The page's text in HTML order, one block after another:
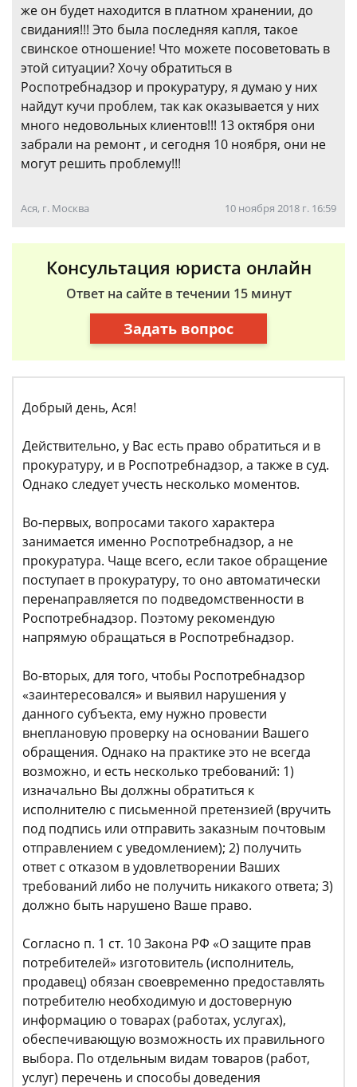
же он будет находится в платном хранении, до
свидания!!! Это была последняя капля, такое
свинское отношение! Что можете посоветовать в
этой ситуации? Хочу обратиться в
Роспотребнадзор и прокуратуру, я думаю у них
найдут кучи проблем, так как оказывается у них
много недовольных клиентов!!! 13 октября они
забрали на ремонт , и сегодня 10 ноября, они не
могут решить проблему!!!
Ася, г. Москва 10 ноября 2018 г. 16:59
Консультация юриста онлайн
Ответ на сайте в течении 15 минут
Задать вопрос
Добрый день, Ася!
Действительно, у Вас есть право обратиться и в
прокуратуру, и в Роспотребнадзор, а также в суд.
Однако следует учесть несколько моментов.
Во-первых, вопросами такого характера
занимается именно Роспотребнадзор, а не
прокуратура. Чаще всего, если такое обращение
поступает в прокуратуру, то оно автоматически
перенаправляется по подведомственности в
Роспотребнадзор. Поэтому рекомендую
напрямую обращаться в Роспотребнадзор.
Во-вторых, для того, чтобы Роспотребнадзор
«заинтересовался» и выявил нарушения у
данного субъекта, ему нужно провести
внеплановую проверку на основании Вашего
обращения. Однако на практике это не всегда
возможно, и есть несколько требований: 1)
изначально Вы должны обратиться к
исполнителю с письменной претензией (вручить
под подпись или отправить заказным почтовым
отправлением с уведомлением); 2) получить
ответ с отказом в удовлетворении Ваших
требований либо не получить никакого ответа; 3)
должно быть нарушено Ваше право.
Согласно п. 1 ст. 10 Закона РФ «О защите прав
потребителей» изготовитель (исполнитель,
продавец) обязан своевременно предоставлять
потребителю необходимую и достоверную
информацию о товарах (работах, услугах),
обеспечивающую возможность их правильного
выбора. По отдельным видам товаров (работ,
услуг) перечень и способы доведения